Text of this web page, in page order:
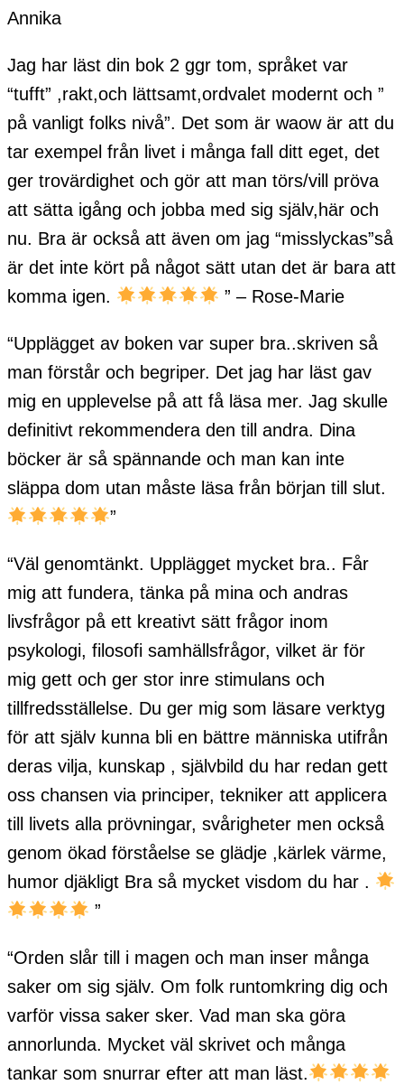
Annika
Jag har läst din bok 2 ggr tom, språket var
“tufft” ,rakt,och lättsamt,ordvalet modernt och ”
på vanligt folks nivå”. Det som är waow är att du
tar exempel från livet i många fall ditt eget, det
ger trovärdighet och gör att man törs/vill pröva
att sätta igång och jobba med sig själv,här och
nu. Bra är också att även om jag “misslyckas”så
är det inte kört på något sätt utan det är bara att
komma igen.
” – Rose-Marie
“Upplägget av boken var super bra..skriven så
man förstår och begriper. Det jag har läst gav
mig en upplevelse på att få läsa mer. Jag skulle
definitivt rekommendera den till andra. Dina
böcker är så spännande och man kan inte
släppa dom utan måste läsa från början till slut.
”
“Väl genomtänkt. Upplägget mycket bra.. Får
mig att fundera, tänka på mina och andras
livsfrågor på ett kreativt sätt frågor inom
psykologi, filosofi samhällsfrågor, vilket är för
mig gett och ger stor inre stimulans och
tillfredsställelse. Du ger mig som läsare verktyg
för att själv kunna bli en bättre människa utifrån
deras vilja, kunskap , självbild du har redan gett
oss chansen via principer, tekniker att applicera
till livets alla prövningar, svårigheter men också
genom ökad förståelse se glädje ,kärlek värme,
humor djäkligt Bra så mycket visdom du har .
”
“Orden slår till i magen och man inser många
saker om sig själv. Om folk runtomkring dig och
varför vissa saker sker. Vad man ska göra
annorlunda. Mycket väl skrivet och många
tankar som snurrar efter att man läst.